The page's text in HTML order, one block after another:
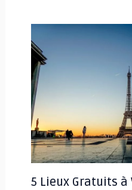
5 Lieux Gratuits à